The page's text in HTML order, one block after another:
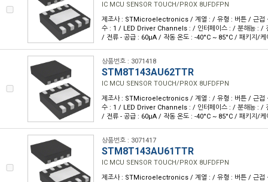
IC MCU SENSOR TOUCH/PROX 8UFDFPN
제조사 : STMicroelectronics / 계열 : / 유형 : 버튼 / 근접
수 : 1 / LED Driver Channels : / 인터페이스 : / 분해능 : /
/ 전류 - 공급 : 60µA / 작동 온도 : -40°C ~ 85°C / 패키지/케
상품번호 : 3071418
STM8T143AU62TTR
IC MCU SENSOR TOUCH/PROX 8UFDFPN
제조사 : STMicroelectronics / 계열 : / 유형 : 버튼 / 근접
수 : 1 / LED Driver Channels : / 인터페이스 : / 분해능 : /
/ 전류 - 공급 : 60µA / 작동 온도 : -40°C ~ 85°C / 패키지/케
상품번호 : 3071417
STM8T143AU61TTR
IC MCU SENSOR TOUCH/PROX 8UFDFPN
제조사 : STMicroelectronics / 계열 : / 유형 : 버튼 / 근접